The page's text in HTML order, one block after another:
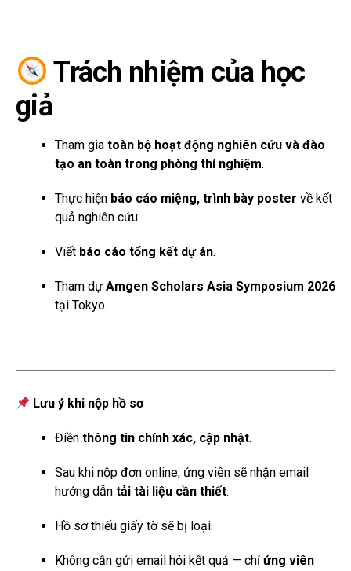
Trách nhiệm của học
giả
Tham gia toàn bộ hoạt động nghiên cứu và đào
tạo an toàn trong phòng thí nghiệm.
Thực hiện báo cáo miệng, trình bày poster về kết
quả nghiên cứu.
Viết báo cáo tổng kết dự án.
Tham dự Amgen Scholars Asia Symposium 2026
tại Tokyo.
Lưu ý khi nộp hồ sơ
Điền thông tin chính xác, cập nhật.
Sau khi nộp đơn online, ứng viên sẽ nhận email
hướng dẫn tải tài liệu cần thiết.
Hồ sơ thiếu giấy tờ sẽ bị loại.
Không cần gửi email hỏi kết quả — chỉ ứng viên